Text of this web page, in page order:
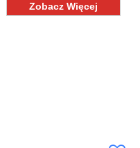
Zobacz Więcej